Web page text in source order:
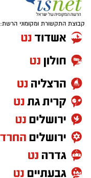
קבוצת התקשורת ומקומוני הרשת: